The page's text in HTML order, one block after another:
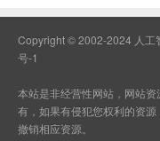
Copyright © 2002-2024 人工
号-1
本站是非经营性网站，网站
有，如果有侵犯您权利的资
撤销相应资源。